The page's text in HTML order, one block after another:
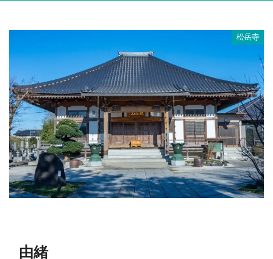
松岳寺
由緒